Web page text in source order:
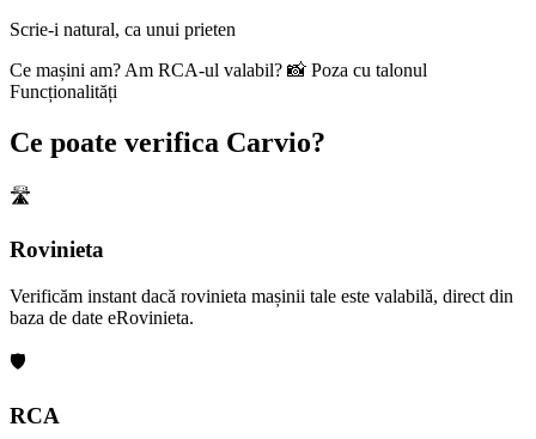
Scrie-i natural, ca unui prieten
Ce mașini am? Am RCA-ul valabil? 📸 Poza cu talonul
Funcționalități
Ce poate verifica Carvio?
🛣️
Rovinieta
Verificăm instant dacă rovinieta mașinii tale este valabilă, direct din
baza de date eRovinieta.
🛡️
RCA